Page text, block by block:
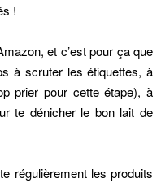
!
et c’est pour ça que
à scruter les étiquettes, à
prier pour cette étape), à
te dénicher le bon lait de
régulièrement les produits